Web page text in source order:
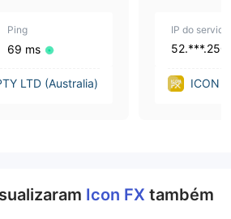
Ping
69 ms
LTD (Australia)
IP do
52.***.250
ICON
Icon FX também